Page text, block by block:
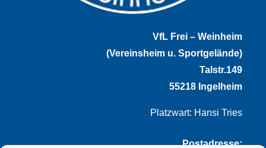
VfL Frei – Weinheim
(Vereinsheim u. Sportgelände)
Talstr.149
55218 Ingelheim
Platzwart: Hansi Tries
Postadresse: